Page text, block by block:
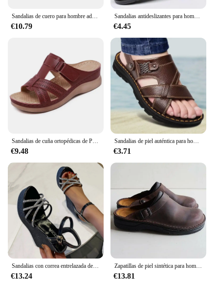
Sandalias de cuero para hombre adulto, zapatos de marca originales, sandalias para exteriores, Sandalias cómodas de tendencia, 2024
€10.79
Sandalias antideslizantes para hombre, zapatos planos suaves y frescos, transpirables, clásicos, fáciles de combinar, de cuero, informales, a la moda, para verano
€4.45
Sandalias de cuña ortopédicas de Punta abierta para mujer, zapatos Retro de plataforma informales de cuero, antideslizantes, Estilo Vintage, 2024
€9.48
Sandalias de piel auténtica para hombre, zapatos antideslizantes de suela gruesa para exteriores, playa, suaves, Verano
€3.71
Sandalias con correa entrelazada de diamantes de imitación para mujer, zapatos de tacón de cuña con hebilla, Punta abierta, para exteriores, verano, 2024
€13.24
Zapatillas de piel sintética para hombre y mujer, sandalias Vintage de fondo suave sin cordones, zapatos informales de playa, talla 38-48, novedad de verano
€13.81